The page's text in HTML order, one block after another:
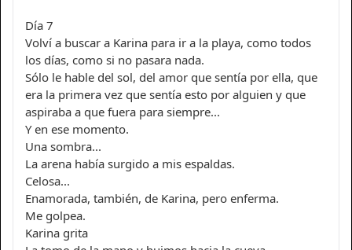
Día 7
Volví a buscar a Karina para ir a la playa, como todos
los días, como si no pasara nada.
Sólo le hable del sol, del amor que sentía por ella, que
era la primera vez que sentía esto por alguien y que
aspiraba a que fuera para siempre...
Y en ese momento.
Una sombra...
La arena había surgido a mis espaldas.
Celosa...
Enamorada, también, de Karina, pero enferma.
Me golpea.
Karina grita